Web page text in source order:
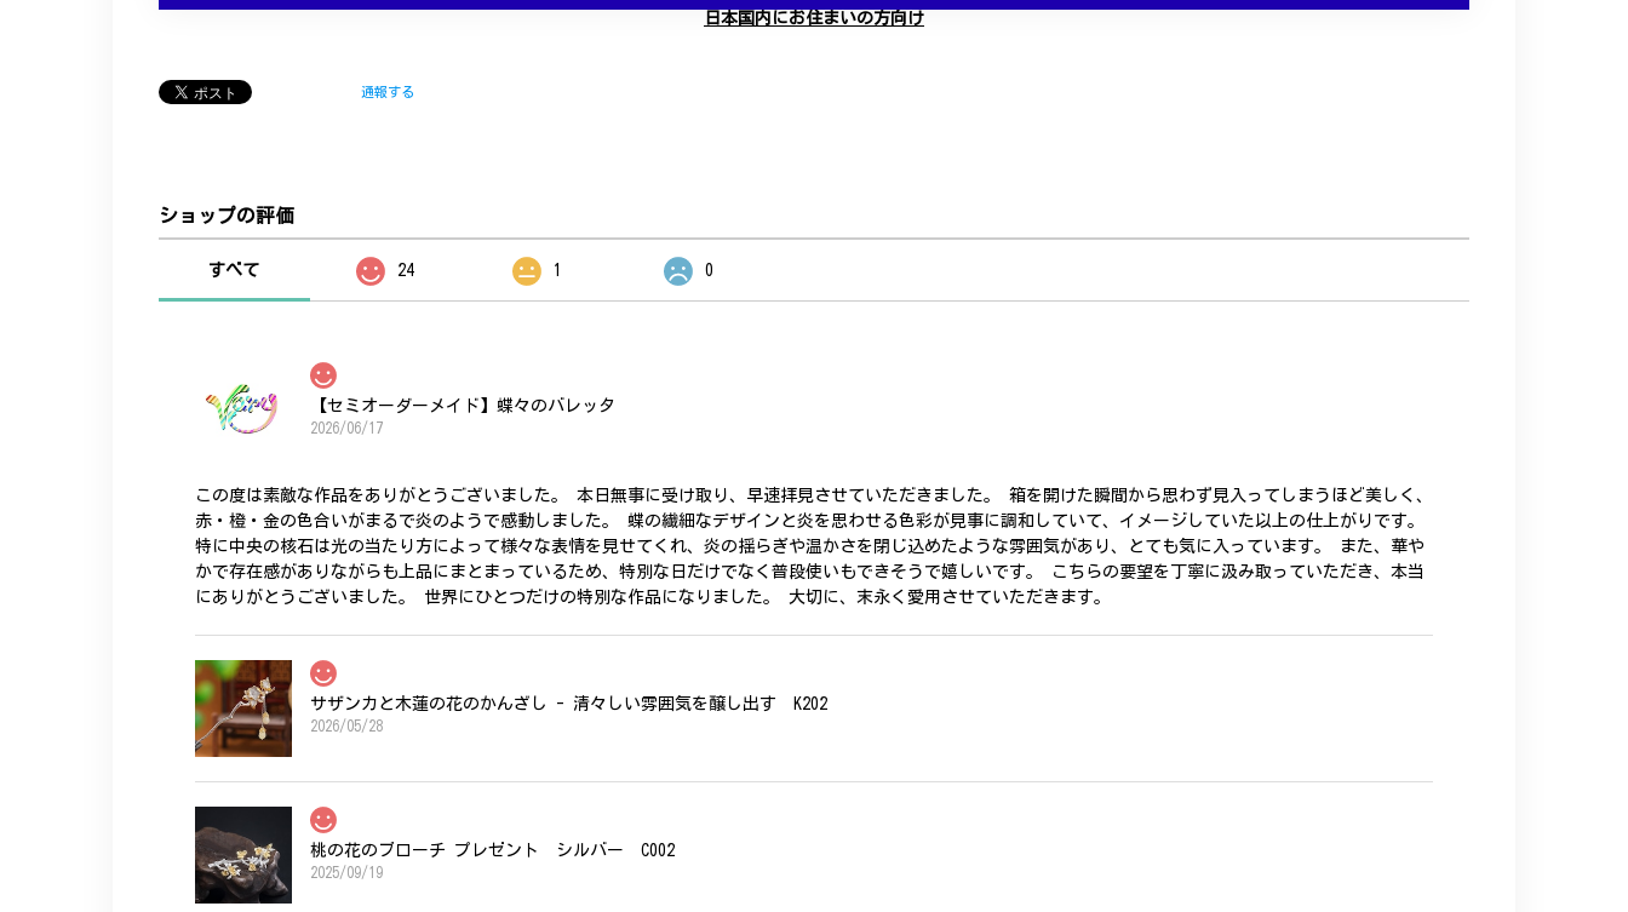
日本国内にお住まいの方向け
通報する
ショップの評価
すべて 24 1 0
【セミオーダーメイド】蝶々のバレッタ
2026/06/17
この度は素敵な作品をありがとうございました。 本日無事に受け取り、早速拝見させていただきました。 箱を開けた瞬間から思わず見入ってしまうほど美しく、
赤・橙・金の色合いがまるで炎のようで感動しました。 蝶の繊細なデザインと炎を思わせる色彩が見事に調和していて、イメージしていた以上の仕上がりです。
特に中央の核石は光の当たり方によって様々な表情を見せてくれ、炎の揺らぎや温かさを閉じ込めたような雰囲気があり、とても気に入っています。 また、華や
かで存在感がありながらも上品にまとまっているため、特別な日だけでなく普段使いもできそうで嬉しいです。 こちらの要望を丁寧に汲み取っていただき、本当
にありがとうございました。 世界にひとつだけの特別な作品になりました。 大切に、末永く愛用させていただきます。
サザンカと木蓮の花のかんざし - 清々しい雰囲気を醸し出す K202
2026/05/28
桃の花のブローチ プレゼント シルバー C002
2025/09/19